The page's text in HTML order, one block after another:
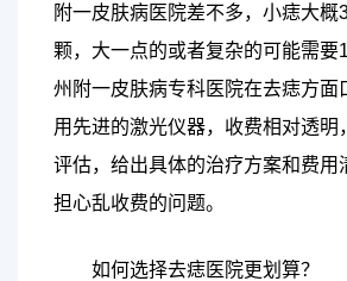
附一皮肤病医院差不多，小痣大概
颗，大一点的或者复杂的可能需要
州附一皮肤病专科医院在去痣方面
用先进的激光仪器，收费相对透明
评估，给出具体的治疗方案和费用
担心乱收费的问题。
如何选择去痣医院更划算？